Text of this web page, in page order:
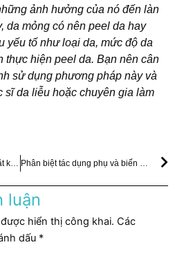
ảnh hưởng của nó đến làn
da mỏng có nên peel da hay
yếu tố như loại da, mức độ da
thực hiện peel da. Bạn nên cân
sử dụng phương pháp này và
sĩ da liễu hoặc chuyên gia làm
luận
hiển thị công khai. Các
dấu *